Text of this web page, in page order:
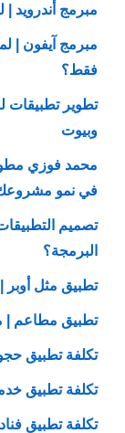
مبرمج أندرويد
مبرمج آيفون |
فقط؟
تطوير تطبيقات
وبيوت
محمد فوزي
في نمو
تصميم
البرمجة؟
تطبيق مثل أوبر
تطبيق مطاعم |
تكلفة تطبيق
تكلفة تطبيق
تكلفة تطبيق